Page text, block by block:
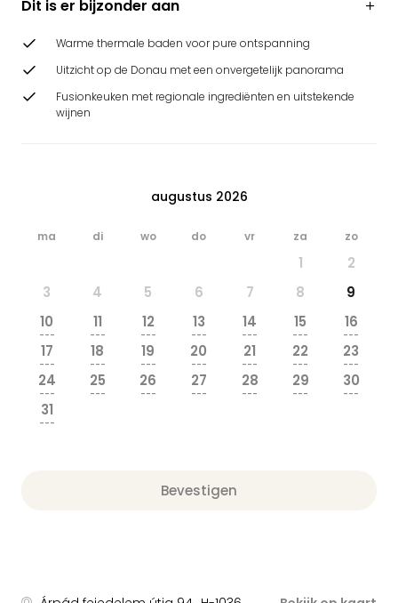
Dit is er bijzonder aan
Warme thermale baden voor pure ontspanning
Uitzicht op de Donau met een onvergetelijk panorama
Fusionkeuken met regionale ingrediënten en uitstekende
wijnen
augustus 2026
ma di wo do vr za zo
1
2
3
4 5 6 7 8
9
10
---
11
---
12
---
13
---
14
---
15
---
16
---
17
---
18
---
19
---
20
---
21
---
22
---
23
---
24
---
25
---
26
---
27
---
28
---
29
---
30
---
31
---
Bevestigen